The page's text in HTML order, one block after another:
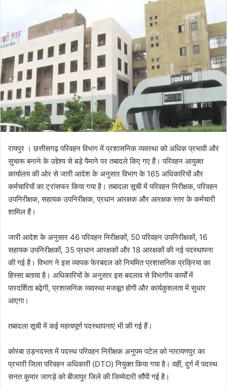
रायपुर । छत्तीसगढ़ परिवहन विभाग में प्रशासनिक व्यवस्था को अधिक प्रभावी और
सुचारू बनाने के उद्देश्य से बड़े पैमाने पर तबादले किए गए हैं। परिवहन आयुक्त
कार्यालय की ओर से जारी आदेश के अनुसार विभाग के 165 अधिकारियों और
कर्मचारियों का ट्रांसफर किया गया है। तबादला सूची में परिवहन निरीक्षक, परिवहन
उपनिरीक्षक, सहायक उपनिरीक्षक, प्रधान आरक्षक और आरक्षक स्तर के कर्मचारी
शामिल हैं।
जारी आदेश के अनुसार 46 परिवहन निरीक्षकों, 50 परिवहन उपनिरीक्षकों, 16
सहायक उपनिरीक्षकों, 35 प्रधान आरक्षकों और 18 आरक्षकों की नई पदस्थापना
की गई है। विभाग ने इस व्यापक फेरबदल को नियमित प्रशासनिक प्रक्रिया का
हिस्सा बताया है। अधिकारियों के अनुसार इस बदलाव से विभागीय कार्यों में
पारदर्शिता बढ़ेगी, प्रशासनिक व्यवस्था मजबूत होगी और कार्यकुशलता में सुधार
आएगा।
तबादला सूची में कई महत्वपूर्ण पदस्थापनाएं भी की गई हैं।
कोरबा उड़नदस्ता में पदस्थ परिवहन निरीक्षक अनुपम पटेल को नारायणपुर का
प्रभारी जिला परिवहन अधिकारी (DTO) नियुक्त किया गया है। वहीं, दुर्ग में पदस्थ
सनत कुमार जागड़े को बीजापुर जिले की जिम्मेदारी सौंपी गई है।